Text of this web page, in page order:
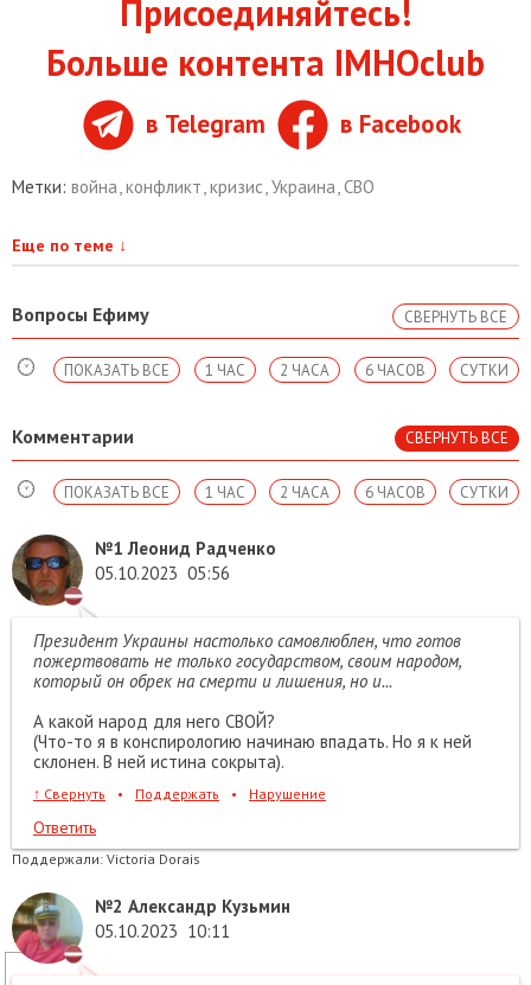
Присоединяйтесь!
Больше контента IMHOclub
в Telegram в Facebook
Метки: война,конфликт,кризис,Украина,СВО
Еще по теме ↓
Вопросы Ефиму СВЕРНУТЬ ВСЕ
СУТКИ
6 ЧАСОВ
2 ЧАСА
1 ЧАС
ПОКАЗАТЬ ВСЕ
Комментарии СВЕРНУТЬ ВСЕ
СУТКИ
6 ЧАСОВ
2 ЧАСА
1 ЧАС
ПОКАЗАТЬ ВСЕ
№1 Леонид Радченко
05.10.2023 05:56
Президент Украины настолько самовлюблен, что готов
пожертвовать не только государством, своим народом,
который он обрек на смерти и лишения, но и...
А какой народ для него СВОЙ?
(Что-то я в конспирологию начинаю впадать. Но я к ней
склонен. В ней истина сокрыта).
↑ Свернуть • Поддержать • Нарушение
Ответить
Поддержали: Victoria Dorais
№2 Александр Кузьмин
05.10.2023 10:11